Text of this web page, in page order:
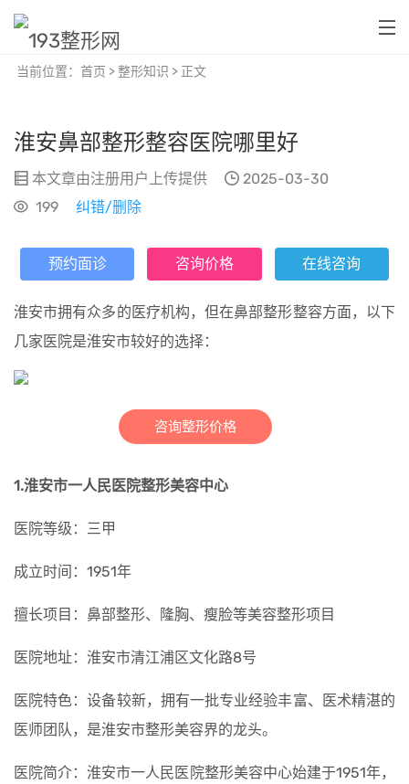
当前位置： 首页 > 整形知识 > 正文
淮安鼻部整形整容医院哪里好
本文章由注册用户上传提供
2025-03-30
199
纠错/删除
预约面诊 咨询价格 在线咨询
淮安市拥有众多的医疗机构，但在鼻部整形整容方面，以下
几家医院是淮安市较好的选择：
咨询整形价格
1.淮安市一人民医院整形美容中心
医院等级：三甲
成立时间：1951年
擅长项目：鼻部整形、隆胸、瘦脸等美容整形项目
医院地址：淮安市清江浦区文化路8号
医院特色：设备较新，拥有一批专业经验丰富、医术精湛的
医师团队，是淮安市整形美容界的龙头。
医院简介：淮安市一人民医院整形美容中心始建于1951年，